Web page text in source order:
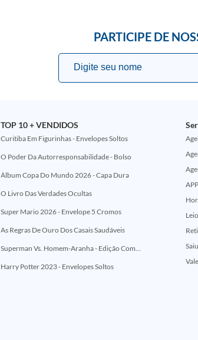
PARTICIPE DE
TOP 10 + VENDIDOS
Curitiba Em Figurinhas - Envelopes Soltos
O Poder Da Autorresponsabilidade - Bolso
Álbum Copa Do Mundo 2026 - Capa Dura
O Livro Das Verdades Ocultas
Super Mario 2026 - Envelope 5 Cromos
As Regras De Ouro Dos Casais Saudáveis
Superman Vs. Homem-Aranha - Edição Comemorativa 50 Anos (Encontros Clássicos Dc E Marvel)
Harry Potter 2023 - Envelopes Soltos